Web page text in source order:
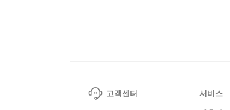
고객센터
서비스